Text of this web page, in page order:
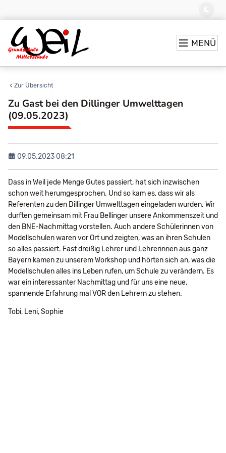
MENÜ
Zu Gast bei den Dillinger Umwelttagen
(09.05.2023)
09.05.2023 08:21
Dass in Weil jede Menge Gutes passiert, hat sich inzwischen
schon weit herumgesprochen. Und so kam es, dass wir als
Referenten zu den Dillinger Umwelttagen eingeladen wurden. Wir
durften gemeinsam mit Frau Bellinger unsere Ankommenszeit und
den BNE-Nachmittag vorstellen. Auch andere Schülerinnen von
Modellschulen waren vor Ort und zeigten, was an ihren Schulen
so alles passiert. Fast dreißig Lehrer und Lehrerinnen aus ganz
Bayern kamen zu unserem Workshop und hörten sich an, was die
Modellschulen alles ins Leben rufen, um Schule zu verändern. Es
war ein interessanter Nachmittag und für uns eine neue,
spannende Erfahrung mal VOR den Lehrern zu stehen.
Tobi, Leni, Sophie
Zur Übersicht